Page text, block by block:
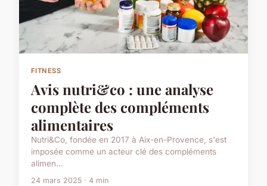
FITNESS
Avis nutri&co : une analyse
complète des compléments
alimentaires
Nutri&Co, fondée en 2017 à Aix-en-Provence, s'est
imposée comme un acteur clé des compléments
alimen...
24 mars 2025 · 4 min